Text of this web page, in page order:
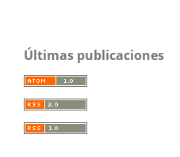
Últimas publicaciones